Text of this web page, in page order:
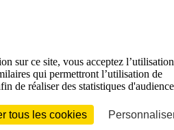
sur ce site, vous acceptez l’utilisation
qui permettront l’utilisation de
de réaliser des statistiques d'audience
tous les cookies